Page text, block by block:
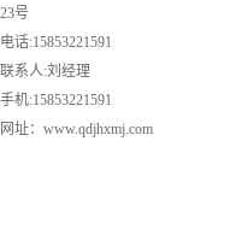
23号
电话:15853221591
联系人:刘经理
手机:15853221591
网址：www.qdjhxmj.com